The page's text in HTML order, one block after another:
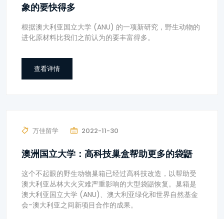
象的要快得多
根据澳大利亚国立大学 (ANU) 的一项新研究，野生动物的
进化原材料比我们之前认为的要丰富得多。
查看详情
万佳留学 2022-11-30
澳洲国立大学：高科技巢盒帮助更多的袋鼯
这个不起眼的野生动物巢箱已经过高科技改造，以帮助受
澳大利亚丛林大火灾难严重影响的大型袋鼯恢复。巢箱是
澳大利亚国立大学 (ANU)、澳大利亚绿化和世界自然基金
会-澳大利亚之间新项目合作的成果。